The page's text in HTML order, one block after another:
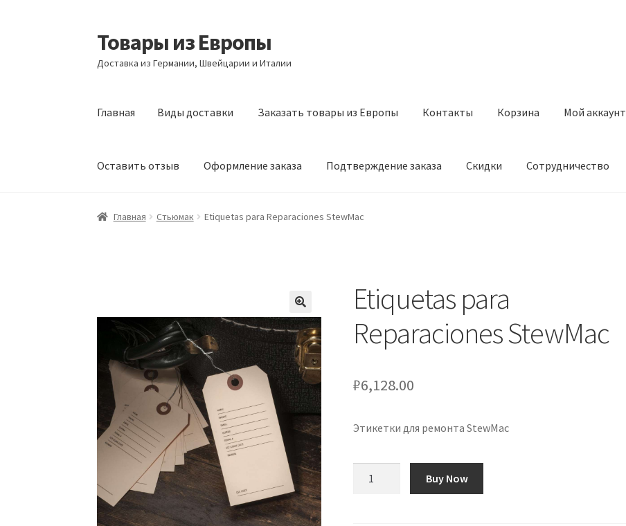
Перейти
к
навигации
Перейти
к
содержимому
Товары из Европы
Доставка из Германии, Швейцарии и Италии
Главная Виды доставки Заказать товары из Европы Контакты Корзина Мой аккаунт
Оставить отзыв Оформление заказа Подтверждение заказа Скидки Сотрудничество
Главная Виды доставкиЗаказать товары из Европы
Главная Стьюмак Etiquetas para Reparaciones StewMac
Etiquetas para
Reparaciones StewMac
₽6,128.00
Этикетки для ремонта StewMac
Buy Now